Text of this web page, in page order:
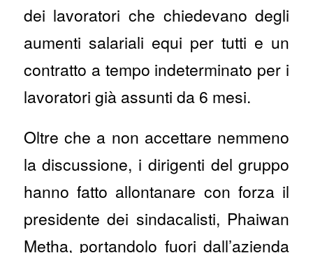
dei lavoratori che chiedevano degli
aumenti salariali equi per tutti e un
contratto a tempo indeterminato per i
lavoratori già assunti da 6 mesi.
Oltre che a non accettare nemmeno
la discussione, i dirigenti del gruppo
hanno fatto allontanare con forza il
presidente dei sindacalisti, Phaiwan
Metha, portandolo fuori dall’azienda